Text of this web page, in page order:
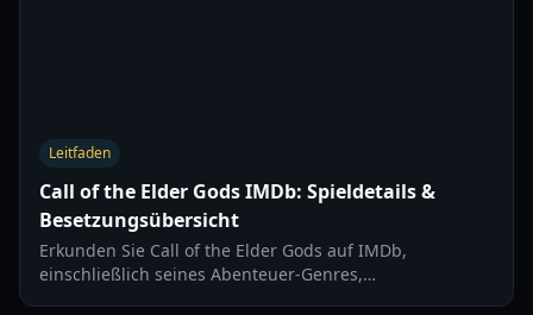
Leitfaden
Call of the Elder Gods IMDb: Spieldetails &
Besetzungsübersicht
Erkunden Sie Call of the Elder Gods auf IMDb,
einschließlich seines Abenteuer-Genres,